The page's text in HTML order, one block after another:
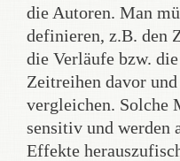
die Autoren. Man
definieren, z.B. den
die Verläufe bzw.
Zeitreihen davor
vergleichen. Solche
sensitiv und werden
Effekte